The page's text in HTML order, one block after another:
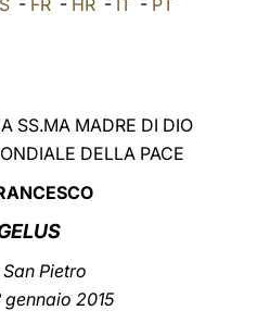
- FR- HR- IT- PT
SS.MA MADRE DI DIO
DELLA PACE
Pietro
gennaio 2015